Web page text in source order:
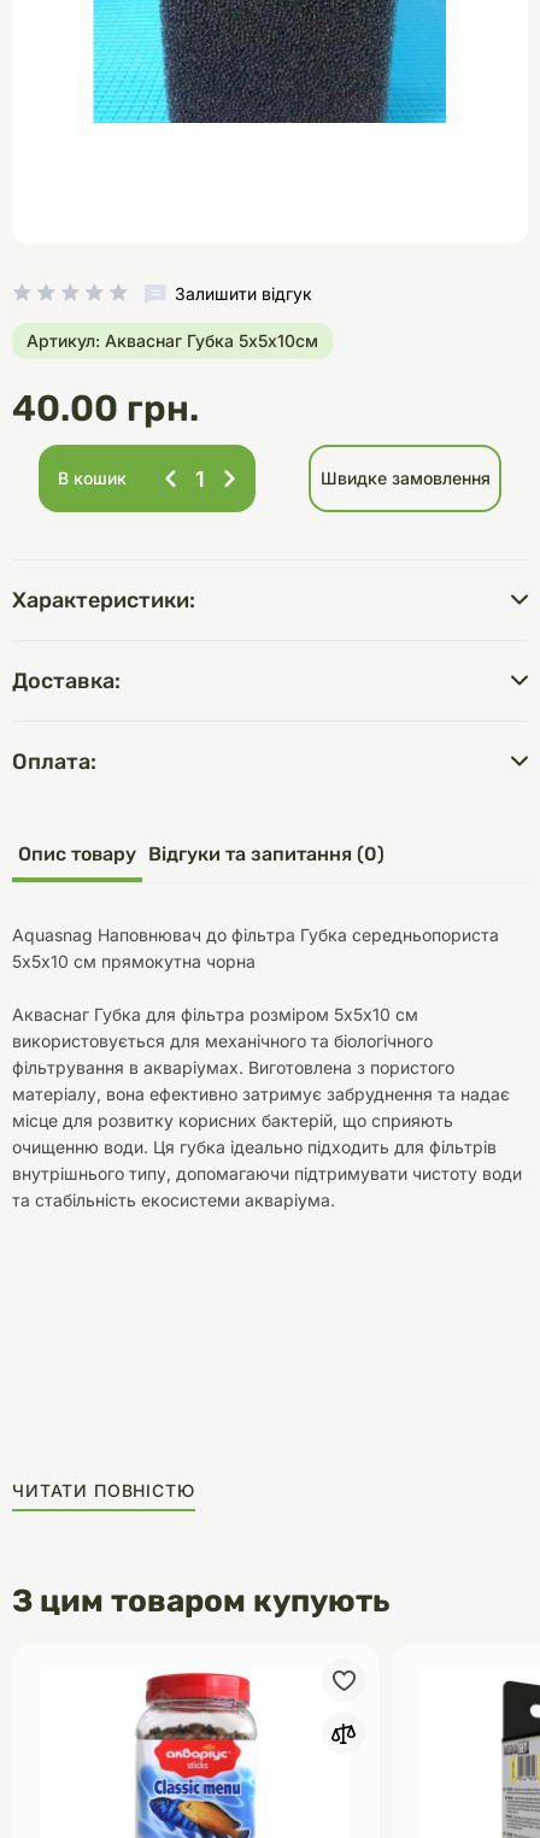
Залишити відгук
Артикул: Акваснаг Губка 5х5х10см
40.00 грн.
В кошик Швидке замовлення
Характеристики:
Доставка:
Оплата:
Опис товару Відгуки та запитання (0)
Aquasnag Наповнювач до фільтра Губка середньопориста
5х5х10 см прямокутна чорна
Акваснаг Губка для фільтра розміром 5х5х10 см
використовується для механічного та біологічного
фільтрування в акваріумах. Виготовлена з пористого
матеріалу, вона ефективно затримує забруднення та надає
місце для розвитку корисних бактерій, що сприяють
очищенню води. Ця губка ідеально підходить для фільтрів
внутрішнього типу, допомагаючи підтримувати чистоту води
та стабільність екосистеми акваріума.
ЧИТАТИ ПОВНІСТЮ
З цим товаром купують